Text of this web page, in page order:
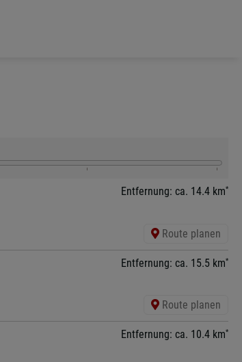
Entfernung: ca. 14.4 km*
Route planen
Entfernung: ca. 15.5 km*
Route planen
Entfernung: ca. 10.4 km*